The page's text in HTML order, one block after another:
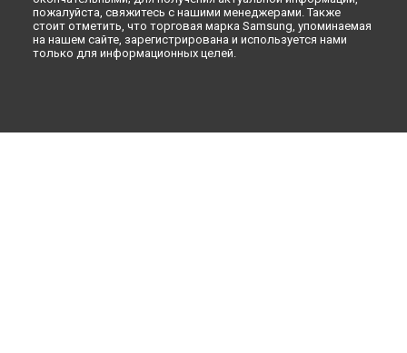
пожалуйста, свяжитесь с нашими менеджерами. Также
стоит отметить, что торговая марка Samsung, упоминаемая
на нашем сайте, зарегистрирована и используется нами
только для информационных целей.